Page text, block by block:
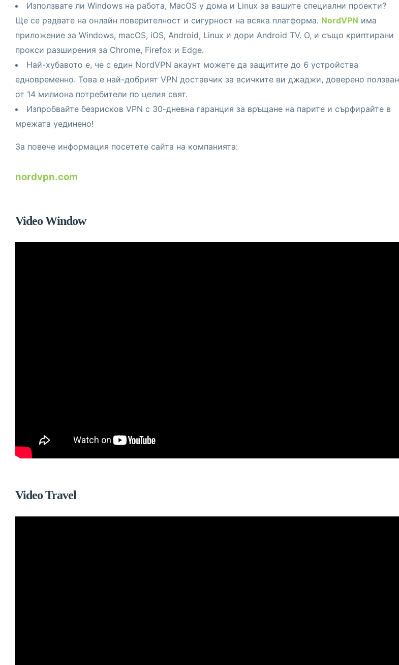
Използвате ли Windows на работа, MacOS у дома и Linux за вашите специални проекти?
Ще се радвате на онлайн поверителност и сигурност на всяка платформа. NordVPN има
приложение за Windows, macOS, iOS, Android, Linux и дори Android TV. О, и също криптирани
прокси разширения за Chrome, Firefox и Edge.
Най-хубавото е, че с един NordVPN акаунт можете да защитите до 6 устройства
едновременно. Това е най-добрият VPN доставчик за всичките ви джаджи, доверенo ползван
от 14 милиона потребители по целия свят.
Изпробвайте безрисков VPN с 30-дневна гаранция за връщане на парите и сърфирайте в
мрежата уединено!
За повече информация посетете сайта на компанията:
nordvpn.com
Video Window
Video Travel